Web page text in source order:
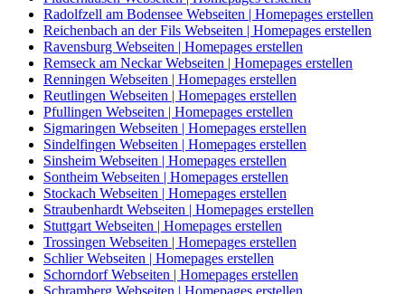
Radolfzell am Bodensee Webseiten | Homepages erstellen
Reichenbach an der Fils Webseiten | Homepages erstellen
Ravensburg Webseiten | Homepages erstellen
Remseck am Neckar Webseiten | Homepages erstellen
Renningen Webseiten | Homepages erstellen
Reutlingen Webseiten | Homepages erstellen
Pfullingen Webseiten | Homepages erstellen
Sigmaringen Webseiten | Homepages erstellen
Sindelfingen Webseiten | Homepages erstellen
Sinsheim Webseiten | Homepages erstellen
Sontheim Webseiten | Homepages erstellen
Stockach Webseiten | Homepages erstellen
Straubenhardt Webseiten | Homepages erstellen
Stuttgart Webseiten | Homepages erstellen
Trossingen Webseiten | Homepages erstellen
Schlier Webseiten | Homepages erstellen
Schorndorf Webseiten | Homepages erstellen